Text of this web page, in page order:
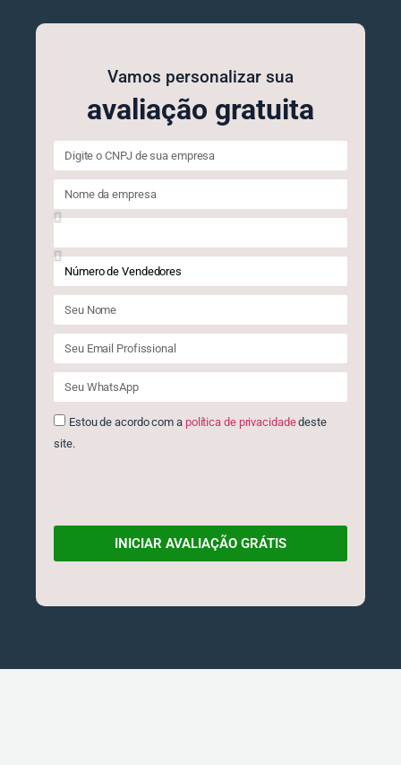
Vamos personalizar sua
avaliação gratuita
Estou de acordo com a política de privacidadedeste
site.
INICIAR AVALIAÇÃO GRÁTIS